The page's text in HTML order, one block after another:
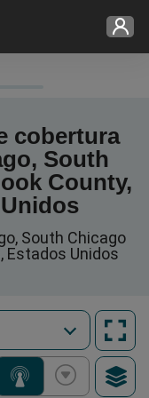
cobertura
South
County,
South Chicago
Estados Unidos